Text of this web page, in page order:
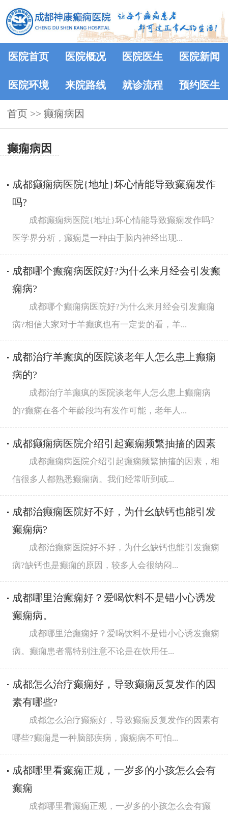
医院首页 医院概况 医院医生 医院新闻
医院环境 来院路线 就诊流程 预约医生
首页 >> 癫痫病因
癫痫病因
成都癫痫病医院{地址}坏心情能导致癫痫发作
吗?
成都癫痫病医院{地址}坏心情能导致癫痫发作吗?
医学界分析，癫痫是一种由于脑内神经出现...
成都哪个癫痫病医院好?为什么来月经会引发癫
痫病?
成都哪个癫痫病医院好?为什么来月经会引发癫痫
病?相信大家对于羊癫疯也有一定要的看，羊...
成都治疗羊癫疯的医院谈老年人怎么患上癫痫
病的?
成都治疗羊癫疯的医院谈老年人怎么患上癫痫病
的?癫痫在各个年龄段均有发作可能，老年人...
成都癫痫病医院介绍引起癫痫频繁抽搐的因素
成都癫痫病医院介绍引起癫痫频繁抽搐的因素，相
信很多人都熟悉癫痫病。我们经常听到或...
成都治癫痫医院好不好，为什幺缺钙也能引发
癫痫病?
成都治癫痫医院好不好，为什幺缺钙也能引发癫痫
病?缺钙也是癫痫的原因，较多人会很纳闷...
成都哪里治癫痫好？爱喝饮料不是错小心诱发
癫痫病。
成都哪里治癫痫好？爱喝饮料不是错小心诱发癫痫
病。癫痫患者需特别注意不论是在饮用任...
成都怎么治疗癫痫好，导致癫痫反复发作的因
素有哪些?
成都怎么治疗癫痫好，导致癫痫反复发作的因素有
哪些?癫痫是一种脑部疾病，癫痫病不可怕...
成都哪里看癫痫正规，一岁多的小孩怎么会有
癫痫
成都哪里看癫痫正规，一岁多的小孩怎么会有癫